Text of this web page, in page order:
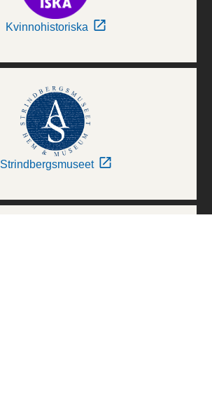
Kvinnohistoriska
Strindbergsmuseet